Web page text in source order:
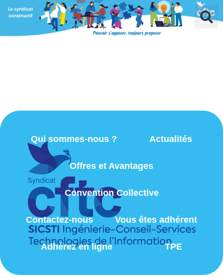
Qui sommes-nous ? Actualités
Offres et Avantages
Convention Collective
Contactez-nous Vous êtes adhérent
Adhérez en ligne TPE